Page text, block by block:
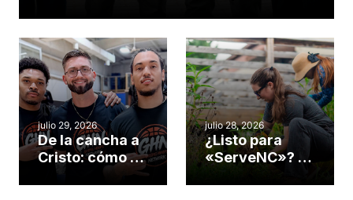
julio 29, 2026
De la cancha a
Cristo: cómo el
gimnasio de
julio 28, 2026
¿Listo para
«ServeNC»? 4